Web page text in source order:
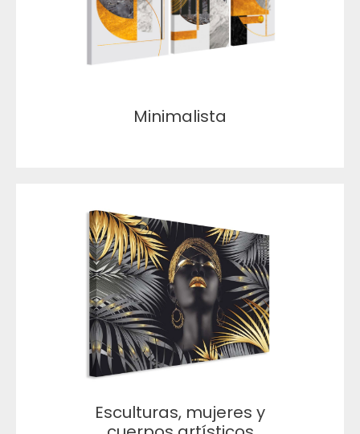
Minimalista
Esculturas, mujeres y